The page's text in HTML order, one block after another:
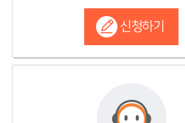
신청하기